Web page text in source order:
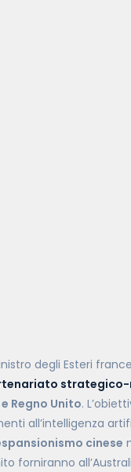
degli Esteri
Regno Unito.
all’intelligenza
cinese
forniranno